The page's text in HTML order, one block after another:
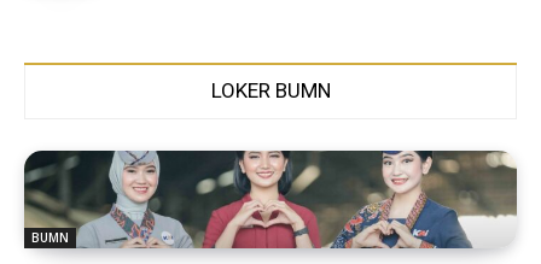
LOKER BUMN
BUMN